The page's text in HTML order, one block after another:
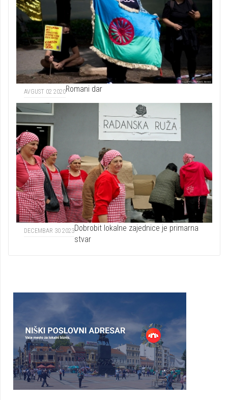
AVGUST 02 2020Romani dar
DECEMBAR 30 2023Dobrobit lokalne zajednice je primarna
stvar